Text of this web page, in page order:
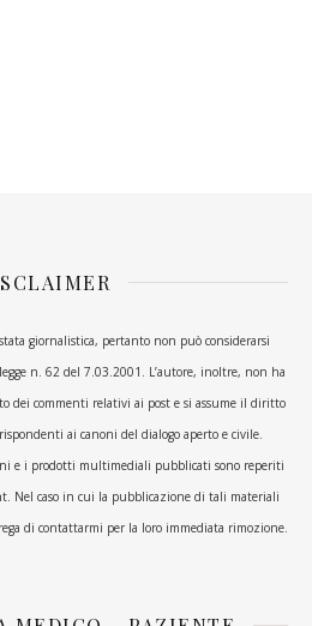
giornalistica, pertanto non può considerarsi
n. 62 del 7.03.2001. L’autore, inoltre, non ha
dei commenti relativi ai post e si assume il diritto
ai canoni del dialogo aperto e civile.
e i prodotti multimediali pubblicati sono reperiti
Nel caso in cui la pubblicazione di tali materiali
di contattarmi per la loro immediata rimozione.